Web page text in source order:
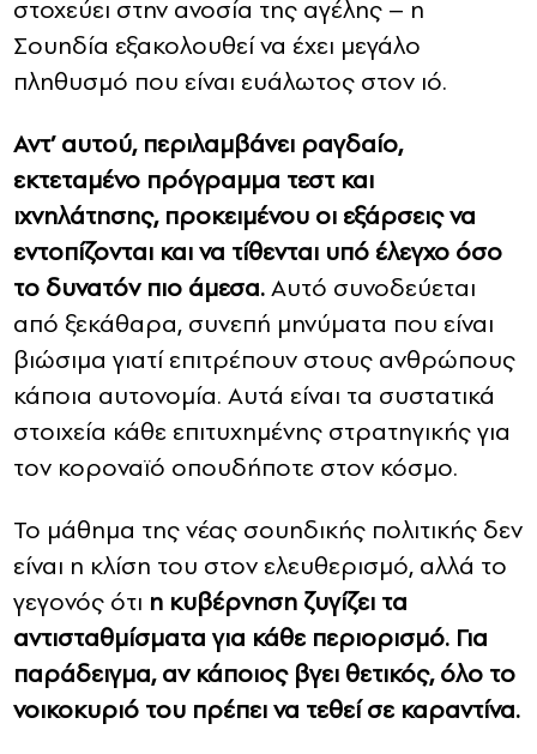
στοχεύει στην ανοσία της αγέλης – η
Σουηδία εξακολουθεί να έχει μεγάλο
πληθυσμό που είναι ευάλωτος στον ιό.
Αντ’ αυτού, περιλαμβάνει ραγδαίο,
εκτεταμένο πρόγραμμα τεστ και
ιχνηλάτησης, προκειμένου οι εξάρσεις να
εντοπίζονται και να τίθενται υπό έλεγχο όσο
το δυνατόν πιο άμεσα.Αυτό συνοδεύεται
από ξεκάθαρα, συνεπή μηνύματα που είναι
βιώσιμα γιατί επιτρέπουν στους ανθρώπους
κάποια αυτονομία. Αυτά είναι τα συστατικά
στοιχεία κάθε επιτυχημένης στρατηγικής για
τον κοροναϊό οπουδήποτε στον κόσμο.
Το μάθημα της νέας σουηδικής πολιτικής δεν
είναι η κλίση του στον ελευθερισμό, αλλά το
γεγονός ότι η κυβέρνηση ζυγίζει τα
αντισταθμίσματα για κάθε περιορισμό. Για
παράδειγμα, αν κάποιος βγει θετικός, όλο το
νοικοκυριό του πρέπει να τεθεί σε καραντίνα.